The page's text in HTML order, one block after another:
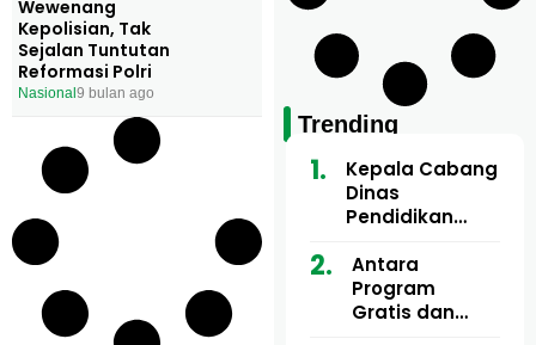
Wewenang
Kepolisian, Tak
Sejalan Tuntutan
Reformasi Polri
Nasional 9 bulan ago
Trending
Kepala Cabang
Dinas
Pendidikan
Utara Buka
Pelatihan Deep
Learning serta
Antara
Program
Gratis dan